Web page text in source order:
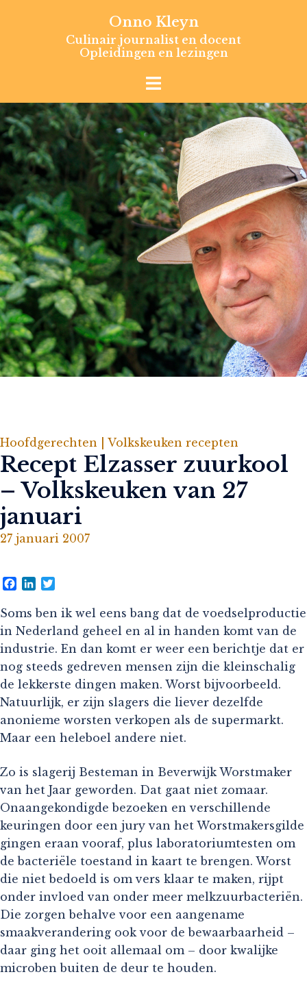
Onno Kleyn
Culinair journalist en docent
Opleidingen en lezingen
Hoofdgerechten | Volkskeuken recepten
Recept Elzasser zuurkool
– Volkskeuken van 27
januari
27 januari 2007
Facebook
LinkedIn
Soms ben ik wel eens bang dat de voedselproductie
in Nederland geheel en al in handen komt van de
industrie. En dan komt er weer een berichtje dat er
nog steeds gedreven mensen zijn die kleinschalig
de lekkerste dingen maken. Worst bijvoorbeeld.
Natuurlijk, er zijn slagers die liever dezelfde
anonieme worsten verkopen als de supermarkt.
Maar een heleboel andere niet.
Zo is slagerij Besteman in Beverwijk Worstmaker
van het Jaar geworden. Dat gaat niet zomaar.
Onaangekondigde bezoeken en verschillende
keuringen door een jury van het Worstmakersgilde
gingen eraan vooraf, plus laboratoriumtesten om
de bacteriële toestand in kaart te brengen. Worst
die niet bedoeld is om vers klaar te maken, rijpt
onder invloed van onder meer melkzuurbacteriën.
Die zorgen behalve voor een aangename
smaakverandering ook voor de bewaarbaarheid –
daar ging het ooit allemaal om – door kwalijke
microben buiten de deur te houden.